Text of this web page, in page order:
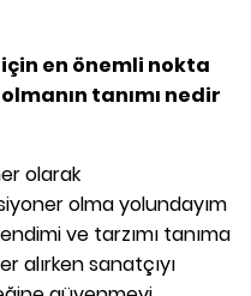
için en önemli nokta
olmanın tanımı nedir
olarak
olma yolundayım
ve tarzımı tanıma
alırken sanatçıyı